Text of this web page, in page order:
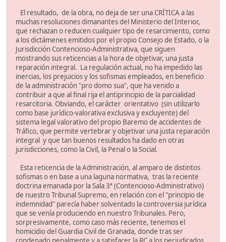
El resultado, de la obra, no deja de ser una CRÍTICA a las
muchas resoluciones dimanantes del Ministerio del Interior,
que rechazan o reducen cualquier tipo de resarcimiento, como
a los dictámenes emitidos por el propio Consejo de Estado, o la
Jurisdicción Contencioso-Administrativa, que siguen
mostrando sus reticencias a la hora de objetivar, una justa
reparación integral. La regulación actual, no ha impedido las
inercias, los prejuicios y los sofismas empleados, en beneficio
de la administración "pro domo sua", que ha venido a
contribuir a que al final rija el antiprincipio de la parcialidad
resarcitoria. Obviando, el carácter orientativo (sin utilizarlo
como base jurídico-valorativa exclusiva y excluyente) del
sistema legal valorativo del propio Baremo de accidentes de
Tráfico, que permite vertebrar y objetivar una justa reparación
integral y que tan buenos resultados ha dado en otras
jurisdicciones, como la Civil, la Penal o la Social.
Esta reticencia de la Administración, al amparo de distintos
sofismas o en base a una laguna normativa, tras la reciente
doctrina emanada por la Sala 3ª (Contencioso-Administrativo)
de nuestro Tribunal Supremo, en relación con el "principio de
indemnidad" parecía haber solventado la controversia jurídica
que se venía produciendo en nuestro Tribunales. Pero,
sorpresivamente, como caso más reciente, tenemos el
homicidio del Guardia Civil de Granada, donde tras ser